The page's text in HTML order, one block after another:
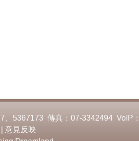
5367173 傳真：07-3342494 VoIP：
意見反映